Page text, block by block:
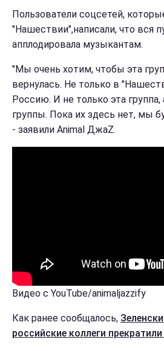
Пользователи соцсетей,
"Нашествии",написали, что вся
апплодировала музыкантам.
"Мы очень хотим, чтобы эта
вернулась. Не только в
Россию. И не только эта группа,
группы. Пока их здесь нет, мы
- заявили Animal ДжаZ.
Видео с YouTube/animaljazzify
Как ранее сообщалось,
российские коллеги